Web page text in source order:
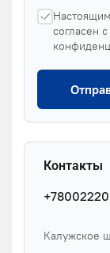
согласен
Контакты
Калужское